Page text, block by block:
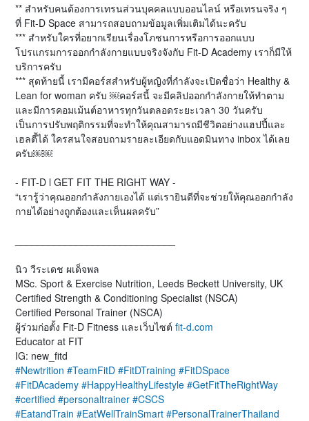
** สำหรับคนต้องการเทรนส่วนบุคคลแบบออนไลน์ หรือเทรนจริง ๆ
ที่ Fit-D Space สามารถสอบถามข้อมูลเพิ่มเติมได้นะครับ
*** สำหรับใครที่อยากเรียนเรื่องโภชนการหรือการออกแบบ
โปรแกรมการออกกำลังกายแบบจริงจังกับ Fit-D Academy เราก็มีให้
บริการครับ
*** สุดท้ายนี้ เรามีคอร์สสำหรับผู้หญิงที่กำลังจะเปิดชื่อว่า Healthy &
Lean for woman ครับ ￼คอร์สนี้ จะมีคลิปออกกำลังกายให้ทำตาม
และมีการคอมเม้นต์อาหารทุกวันตลอดระยะเวลา 30 วันครับ
เป็นการปรับพฤติกรรมที่จะทำให้คุณสามารถมีชีวิตอย่างแฮปปี้และ
เฮลตี้ได้ ใครสนใจสอบถามรายละเอียดกับแอดมินทาง inbox ได้เลย
ครับ￼￼
- FIT-D l GET FIT THE RIGHT WAY -
“เรารู้ว่าคุณออกกำลังกายเองได้ แต่เรายินดีที่จะช่วยให้คุณออกกำลัง
กายได้อย่างถูกต้องและเห็นผลครับ”
นิว วีระเดช ผเด็จพล
MSc. Sport & Exercise Nutrition, Leeds Beckett University, UK
Certified Strength & Conditioning Specialist (NSCA)
Certified Personal Trainer (NSCA)
ผู้ร่วมก่อตั้ง Fit-D Fitness และเว็บไซต์ fit-d.com
Educator at FIT
IG: new_fitd
#Newtrition #TeamFitD #FitDTraining #FitDSpace
#FitDAcademy #HappyHealthyLifestyle #GetFitTheRightWay
#certified #personaltrainer #CSCS
#EatandTrain #EatWellTrainSmart #PersonalTrainerThailand